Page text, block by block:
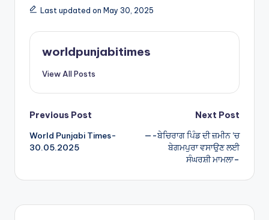
a
ts
A
p
ar
e
Last updated on May 30, 2025
worldpunjabitimes
View All Posts
Post
navigation
Previous Post
World Punjabi Times-
30.05.2025
Next Post
—-ਬੇਚਿਰਾਗ ਪਿੰਡ ਦੀ ਜ਼ਮੀਨ ’ਚ
ਬੇਗਮਪੁਰਾ ਵਸਾਉਣ ਲਈ
ਸੰਘਰਸ਼ੀ ਮਾਮਲਾ–